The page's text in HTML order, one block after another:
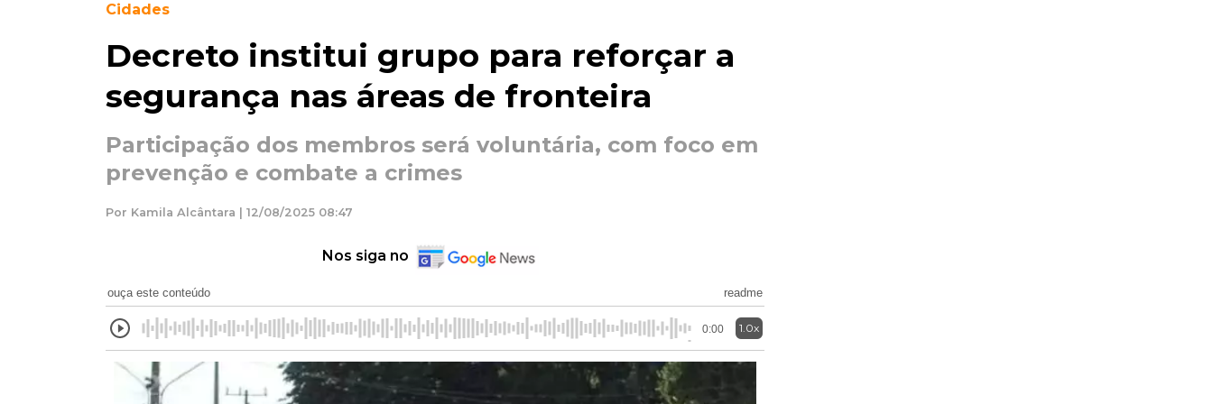
Cidades
Decreto institui grupo para reforçar a
segurança nas áreas de fronteira
Participação dos membros será voluntária, com foco em
prevenção e combate a crimes
Por Kamila Alcântara | 12/08/2025 08:47
Nos siga no
ouça este conteúdo readme
0:00 1.0x